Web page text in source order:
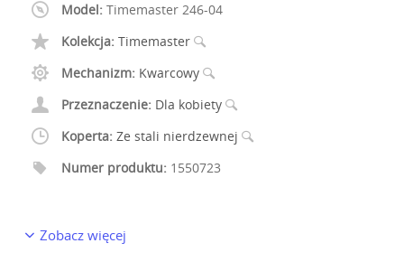
Model: Timemaster 246-04
Kolekcja: Timemaster
Mechanizm: Kwarcowy
Przeznaczenie: Dla kobiety
Koperta: Ze stali nierdzewnej
Numer produktu: 1550723
Zobacz więcej